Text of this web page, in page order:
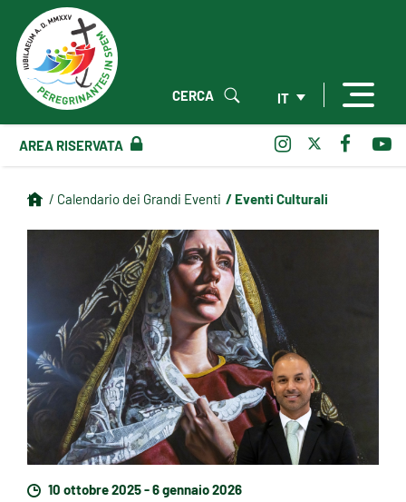
IT
CERCA
AREA RISERVATA
/ Calendario dei Grandi Eventi / Eventi Culturali
10 ottobre 2025 - 6 gennaio 2026